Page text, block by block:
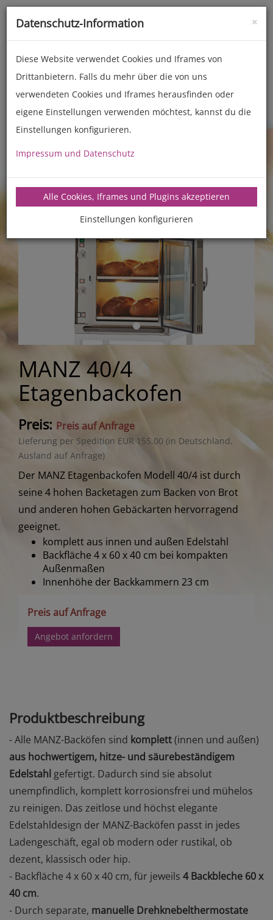
Toggle
MANZ 40/4
Etagenbackofen
Preis: Preis auf Anfrage
Lieferung per Spedition EUR 155,00 (in Deutschland,
Ausland auf Anfrage)
Der MANZ Etagenbackofen Modell 40/4 ist durch
seine 4 hohen Backetagen zum Backen von Brot
und anderen hohen Gebäckarten hervorragend
geeignet.
komplett aus innen und außen Edelstahl
Backfläche 4 x 60 x 40 cm bei kompakten
Außenmaßen
Innenhöhe der Backkammern 23 cm
Preis auf Anfrage
Angebot anfordern
Produktbeschreibung
- Alle MANZ-Backöfen sind komplett(innen und außen)
aus hochwertigem, hitze- und säurebeständigem
Edelstahl gefertigt. Dadurch sind sie absolut
unempfindlich, komplett korrosionsfrei und mühelos
zu reinigen. Das zeitlose und höchst elegante
Edelstahldesign der MANZ-Backöfen passt in jedes
Ladengeschäft, egal ob modern oder rustikal, ob
dezent, klassisch oder hip.
- Backfläche 4 x 60 x 40 cm, für jeweils 4 Backbleche 60 x
40 cm.
- Durch separate, manuelle Drehknebelthermostate
×
Datenschutz-Information
Diese Website verwendet Cookies und Iframes von
Drittanbietern. Falls du mehr über die von uns
verwendeten Cookies und Iframes herausfinden oder
eigene Einstellungen verwenden möchtest, kannst du die
Einstellungen konfigurieren.
Impressum und Datenschutz
Alle Cookies, Iframes und Plugins akzeptieren
Einstellungen konfigurieren